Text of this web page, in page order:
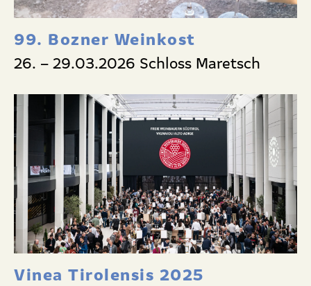
99. Bozner Weinkost
26. – 29.03.2026 Schloss Maretsch
Vinea Tirolensis 2025